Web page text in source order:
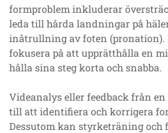
formproblem inkluderar
leda till hårda landningar på
inåtrullning av foten (pronation).
fokusera på att upprätthålla en
hålla sina steg korta och snabba.
Videanalys eller feedback från
till att identifiera och korrigera
Dessutom kan styrketräning